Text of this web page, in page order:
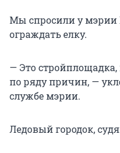
Мы спросили у мэрии
ограждать елку.
— Это
по ряду причин, —
службе мэрии.
Ледовый городок,